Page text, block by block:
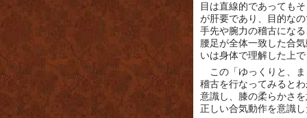
目は直線的であっても
が肝要であり、目的な
手先や腕力の稽古にな
腰足が全体一致した合
いは身体で理解した上
この「ゆっくりと、
稽古を行なってみると
意識し、膝の柔らかさ
正しい合気動作を意識